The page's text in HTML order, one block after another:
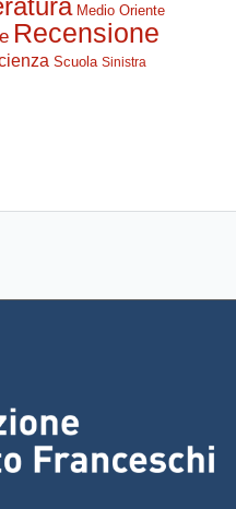
Medio Oriente
Recensione
Scuola Sinistra